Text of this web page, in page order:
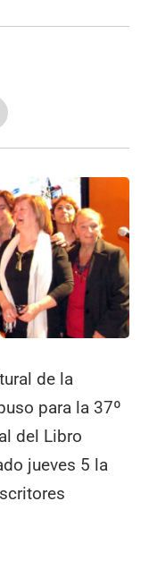
o
m
p
ar
tir
de la
para la 37º
del Libro
jueves 5 la